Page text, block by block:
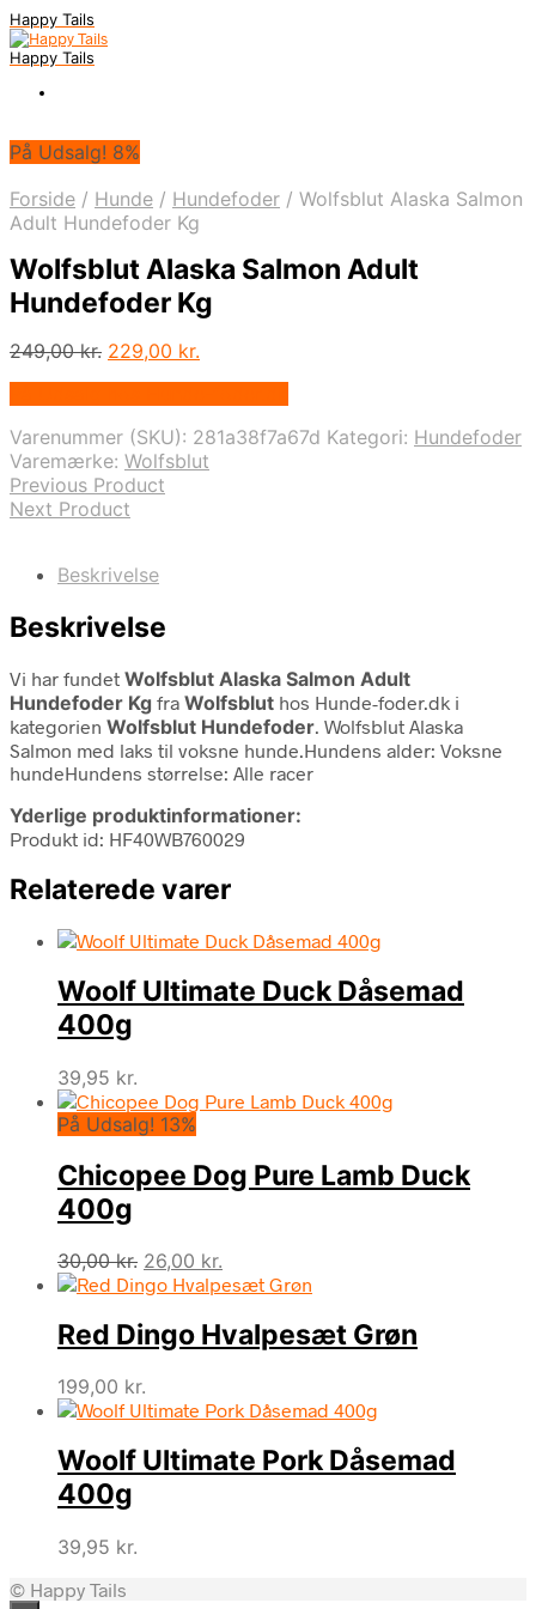
Happy Tails
Happy Tails
På Udsalg! 8%
Forside / Hunde / Hundefoder / Wolfsblut Alaska Salmon
Adult Hundefoder Kg
Wolfsblut Alaska Salmon Adult
Hundefoder Kg
249,00kr. Den
249,00 kr..
229,00 kr.
229,00 kr..
Varenummer (SKU): 281a38f7a67d Kategori: Hundefoder
Varemærke: Wolfsblut
Previous Product
Next Product
Beskrivelse
Beskrivelse
Vi har fundet Wolfsblut Alaska Salmon Adult
Hundefoder Kg fra Wolfsblut hos Hunde-foder.dk i
kategorien Wolfsblut Hundefoder. Wolfsblut Alaska
Salmon med laks til voksne hunde.Hundens alder: Voksne
hundeHundens størrelse: Alle racer
Yderlige produktinformationer:
Produkt id: HF40WB760029
Relaterede varer
Woolf Ultimate Duck Dåsemad
400g
39,95 kr.
På Udsalg! 13%
Chicopee Dog Pure Lamb Duck
400g
30,00kr. Den
oprindelige
var:
30,00 kr..
26,00 kr.
aktuelle
er:
26,00 kr..
Red Dingo Hvalpesæt Grøn
199,00 kr.
Woolf Ultimate Pork Dåsemad
400g
39,95 kr.
© Happy Tails